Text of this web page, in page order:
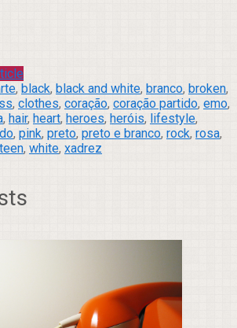
, black, black and white, branco, broken,
, clothes, coração, coração partido, emo,
, hair, heart, heroes, heróis, lifestyle,
, pink, preto, preto e branco, rock, rosa,
teen, white, xadrez